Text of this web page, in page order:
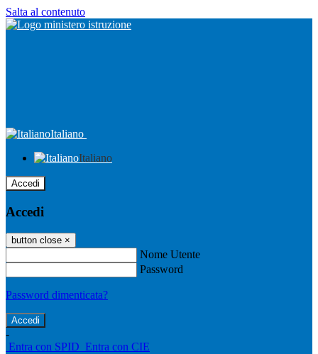
Salta al contenuto
Italiano
Italiano
Accedi
Accedi
button close ×
Nome Utente
Password
Password dimenticata?
-
Entra con SPID Entra con CIE